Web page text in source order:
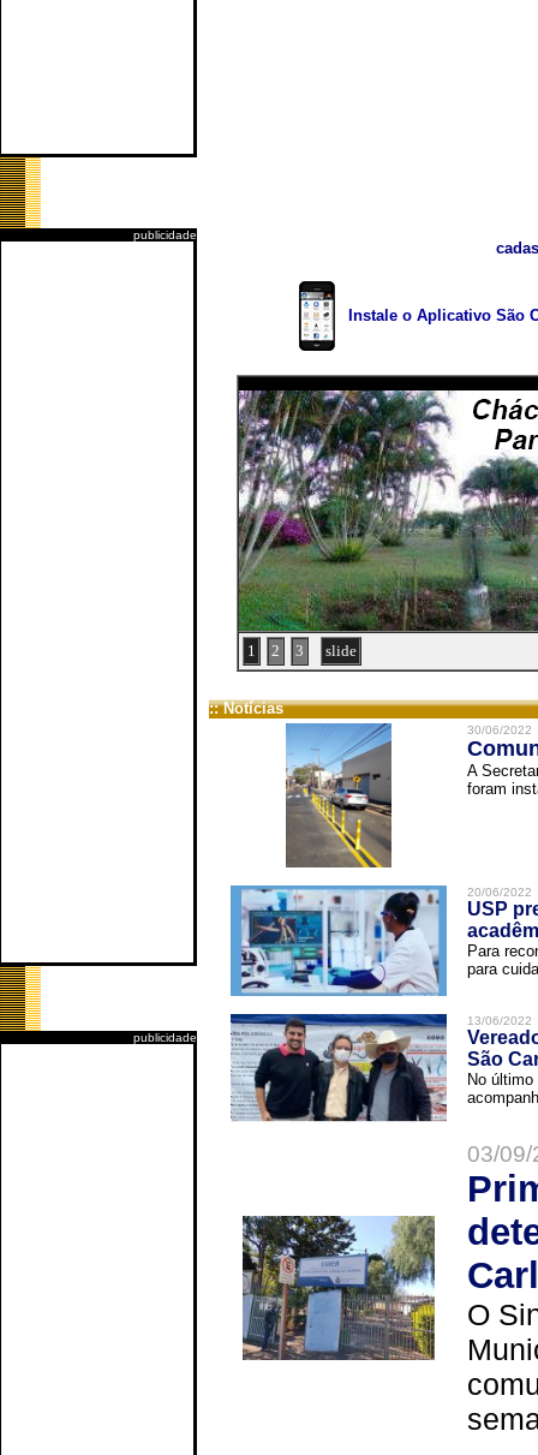
publicidade
publicidade
Instale o Aplicativo São
1 2 3 slide
:: Notícias
30/06/2022
A
foram
20/06/2022
USP
Para
para
13/06/2022
São
No
03/
O